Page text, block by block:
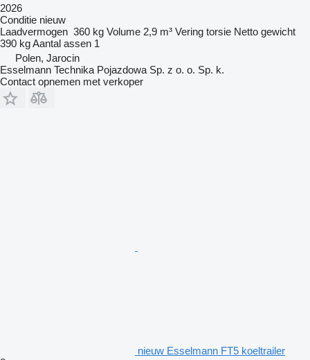
2026
Conditie nieuw
Laadvermogen 360 kg Volume 2,9 m³ Vering torsie Netto gewicht
390 kgAantal assen 1
Polen, Jarocin
Esselmann Technika Pojazdowa Sp. z o. o. Sp. k.
Contact opnemen met verkoper
nieuw Esselmann FT5 koeltrailer